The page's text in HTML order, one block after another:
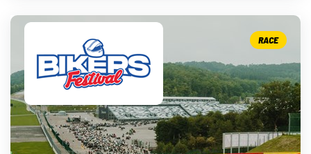
RACE